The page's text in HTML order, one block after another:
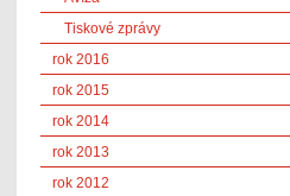
Tiskové zprávy
rok 2016
rok 2015
rok 2014
rok 2013
rok 2012